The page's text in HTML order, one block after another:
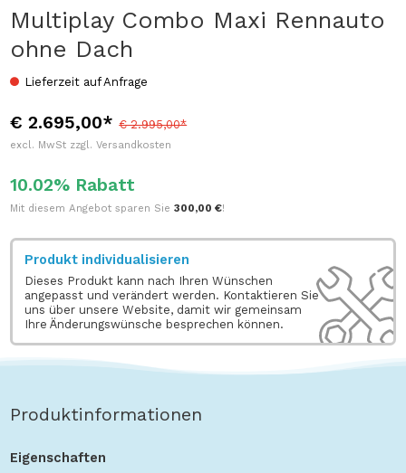
Multiplay Combo Maxi Rennauto
ohne Dach
Lieferzeit auf Anfrage
€ 2.695,00*€ 2.995,00*
excl. MwSt zzgl. Versandkosten
10.02% Rabatt
Mit diesem Angebot sparen Sie300,00 €!
Produkt individualisieren
Dieses Produkt kann nach Ihren Wünschen
angepasst und verändert werden. Kontaktieren Sie
uns über unsere Website, damit wir gemeinsam
Ihre Änderungswünsche besprechen können.
Produktinformationen
Eigenschaften